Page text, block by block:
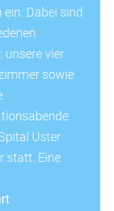
Dabei sind
unsere vier
sowie
Uster
statt. Eine